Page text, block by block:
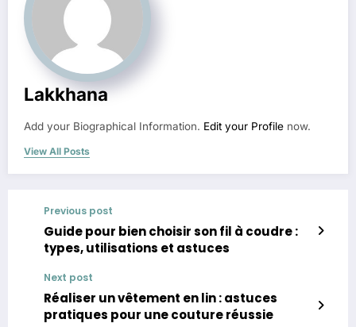
Lakkhana
Add your Biographical Information. Edit your Profile now.
View All Posts
Previous post
Guide pour bien choisir son fil à coudre :
types, utilisations et astuces
Next post
Réaliser un vêtement en lin : astuces
pratiques pour une couture réussie